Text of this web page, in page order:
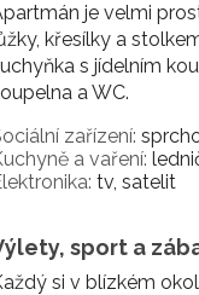
je velmi
křesílky a
s jídelním
a WC.
zařízení:
a vaření:
tv, satelit
sport a
si v blízkém